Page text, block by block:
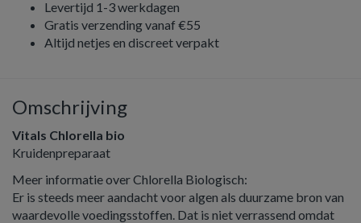
Levertijd 1-3 werkdagen
Gratis verzending vanaf €55
Altijd netjes en discreet verpakt
Omschrijving
Vitals Chlorella bio
Kruidenpreparaat
Meer informatie over Chlorella Biologisch:
Er is steeds meer aandacht voor algen als duurzame bron van
waardevolle voedingsstoffen. Dat is niet verrassend omdat